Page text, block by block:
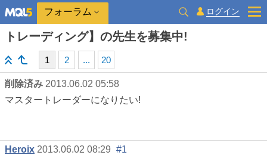
フォーラム ログイン
トレーディング】の先生を募集中!
1 2 ... 20
削除済み 2013.06.02 05:58
マスタートレーダーになりたい!
Heroix 2013.06.02 08:29 #1